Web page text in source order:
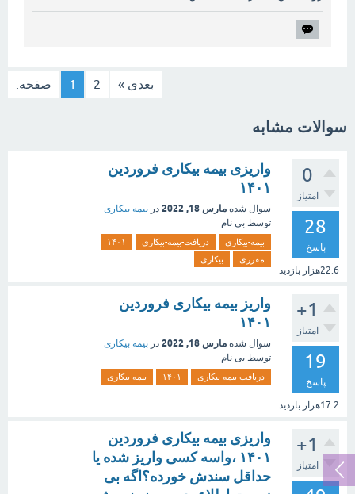
صفحه: 1 2 بعدی »
سوالات مشابه
0
امتیاز
28
پاسخ
22.6هزار بازدید
واریزی بیمه بیکاری فروردین
۱۴۰۱
سوال شده مارس 18, 2022 در بیمه بیکاری
توسط بی نام
بیمه-بیکاری دریافت-بیمه-بیکاری
۱۴۰۱
مقرری
بیکاری
+1
امتیاز
19
پاسخ
17.2هزار بازدید
واریز بیمه بیکاری فروردین
۱۴۰۱
سوال شده مارس 18, 2022 در بیمه بیکاری
توسط بی نام
دریافت-بیمه-بیکاری ۱۴۰۱ بیمه-بیکاری
+1
امتیاز
واریزی بیمه بیکاری فروردین
۱۴۰۱ ،واسه کسی واریز شده یا
حداقل سندش خورده؟اگه بی